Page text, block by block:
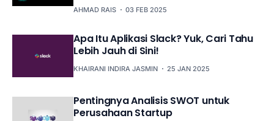
AHMAD RAIS 03 FEB 2025
Apa Itu Aplikasi Slack? Yuk, Cari Tahu
Lebih Jauh di Sini!
KHAIRANI INDIRA JASMIN 25 JAN 2025
Pentingnya Analisis SWOT untuk
Perusahaan Startup